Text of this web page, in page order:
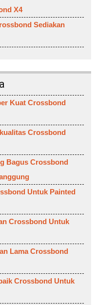
X4
Sediakan
Kuat Crossbond
Crossbond
Bagus Crossbond
Untuk Painted
Crossbond Untuk
Lama Crossbond
Crossbond Untuk